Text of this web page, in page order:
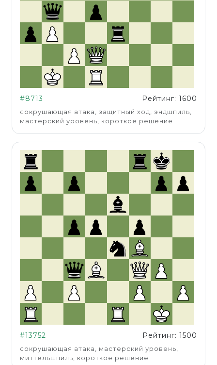
#8713 Рейтинг: 1600
сокрушающая атака, защитный ход, эндшпиль,
мастерский уровень, короткое решение
#13752 Рейтинг: 1500
сокрушающая атака, мастерский уровень,
миттельшпиль, короткое решение